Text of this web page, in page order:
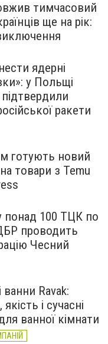
тимчасовий
ще на рік:
ядерні
у Польщі
підтвердили
ракети
готують новий
товари з Temu
понад 100 ТЦК по
проводить
Чесний
ванни Ravak:
і сучасні
ванної кімнати